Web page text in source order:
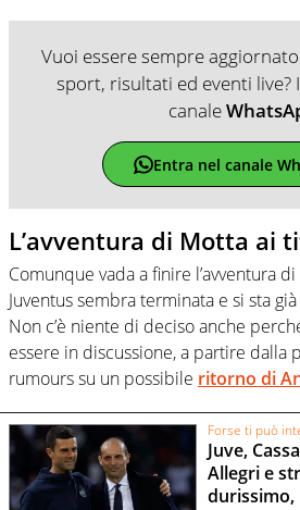
Vuoi essere sempre
sport, risultati ed eventi live?
canale
Entra nel canale
L’avventura di Motta ai
Comunque vada a finire l’avventura
Juventus sembra terminata e si sta
Non c’è niente di deciso anche
essere in discussione, a partire dalla
rumours su un possibile ritorno di
Forse ti può
Juve,
Allegri e